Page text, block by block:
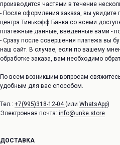
производится частями в течение
- После оформления заказа, вы увидите
центра Тинькофф Банка со всеми
платежные данные, введенные вами -
- Сразу после совершения платежа вы
наш сайт. В случае, если по вашему
обработке заказа, вам необходимо
По всем возникшим вопросам
удобным для вас способом.
Тел.: +7(995)318-12-04(или WhatsApp)
Электронная почта: info@unke.store
ДОСТАВКА